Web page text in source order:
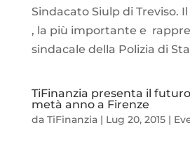
Sindacato Siulp di Treviso.
, la più importante e
sindacale della Polizia di
TiFinanzia presenta il
metà anno a Firenze
da TiFinanzia| Lug 20, 2015|